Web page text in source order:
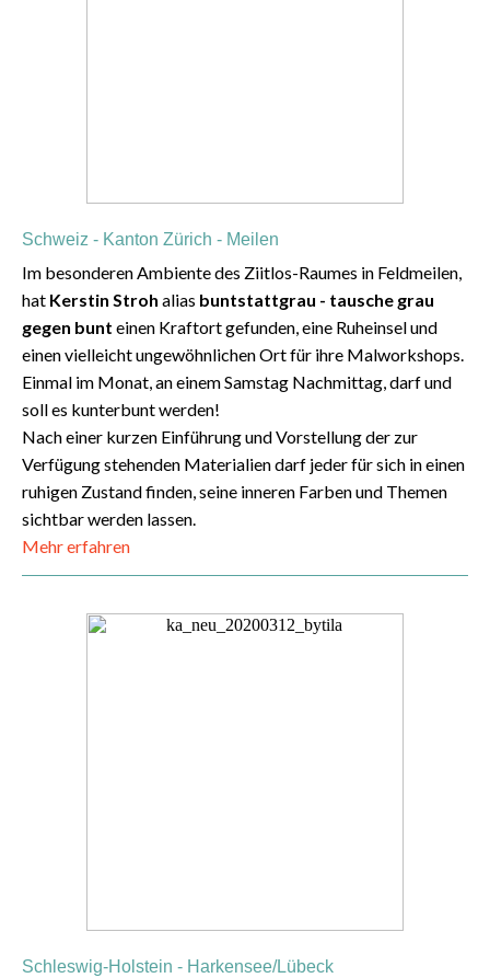
Schweiz - Kanton Zürich - Meilen
Im besonderen Ambiente des Ziitlos-Raumes in Feldmeilen,
hat Kerstin Stroh⁠ alias buntstattgrau - tausche grau
gegen bunt einen Kraftort gefunden, eine Ruheinsel und
einen vielleicht ungewöhnlichen Ort für ihre Malworkshops.
Einmal im Monat, an einem Samstag Nachmittag, darf und
soll es kunterbunt werden!
Nach einer kurzen Einführung und Vorstellung der zur
Verfügung stehenden Materialien darf jeder für sich in einen
ruhigen Zustand finden, seine inneren Farben und Themen
sichtbar werden lassen.
Mehr erfahren
Schleswig-Holstein - Harkensee/Lübeck